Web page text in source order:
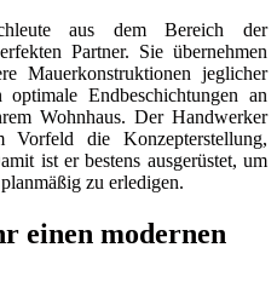
aus dem Bereich der
Partner. Sie übernehmen
Mauerkonstruktionen jeglicher
Endbeschichtungen an
Wohnhaus. Der Handwerker
Vorfeld die Konzepterstellung,
ist er bestens ausgerüstet, um
zu erledigen.
einen modernen